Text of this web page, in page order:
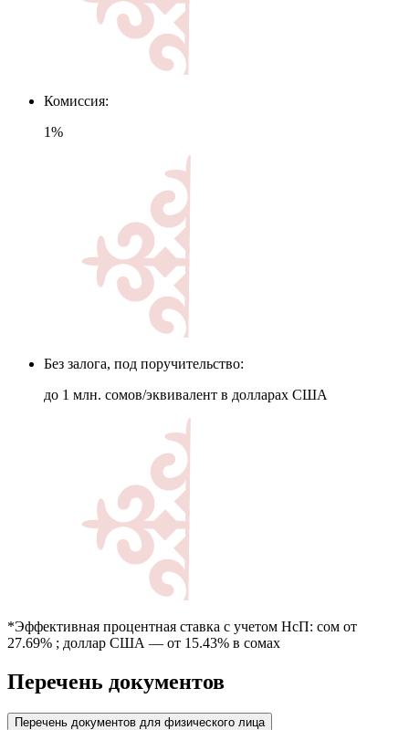
Комиссия:
1%
Без залога, под поручительство:
до 1 млн. сомов/эквивалент в долларах США
*Эффективная процентная ставка с учетом НсП: сом от
27.69% ; доллар США — от 15.43% в сомах
Перечень документов
Перечень документов для физического лица